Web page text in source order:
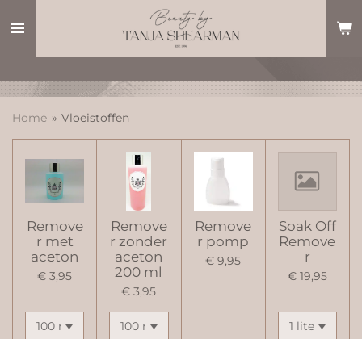
direct
hoofdinhoud
Home » Vloeistoffen
Remove
r met
aceton
€ 3,95
Remove
r zonder
aceton
200 ml
€ 3,95
Remove
r pomp
€ 9,95
Soak Off
Remove
r
€ 19,95